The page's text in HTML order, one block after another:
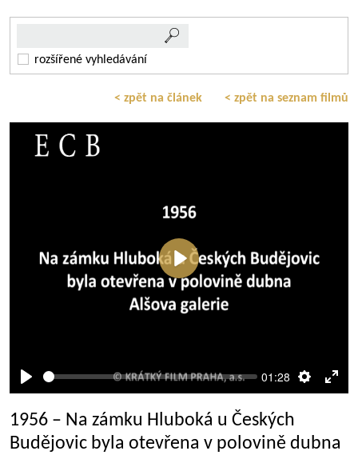
rozšířené vyhledávání
< zpět na článek < zpět na seznam filmů
Přehrát
01:28
Přehrát
1956 – Na zámku Hluboká u Českých
Budějovic byla otevřena v polovině dubna